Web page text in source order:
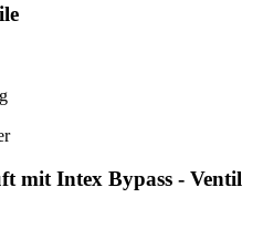
mit Intex Bypass - Ventil